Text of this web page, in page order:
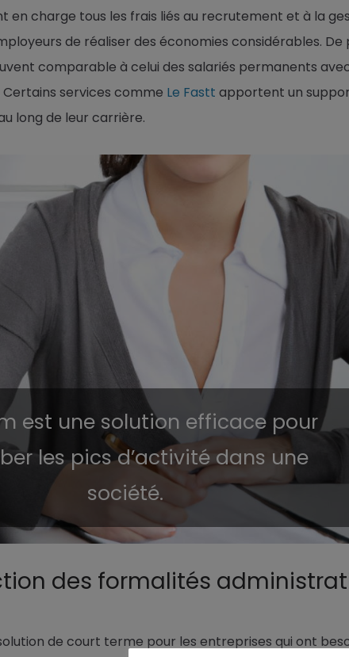
en charge tous les frais liés au recrutement et à la
de réaliser des économies considérables. De
comparable à celui des salariés permanents
services comme Le Fastt apportent un
long de leur carrière.
est une solution efficace pour
les pics d’activité dans une
société.
des formalités
de court terme pour les entreprises qui ont